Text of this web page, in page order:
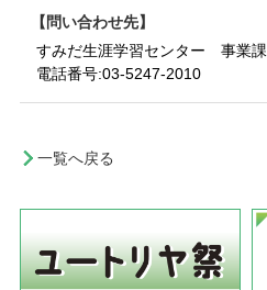
問い合わせ先
すみだ生涯学習センター 事業課
電話番号:03-5247-2010
一覧へ戻る